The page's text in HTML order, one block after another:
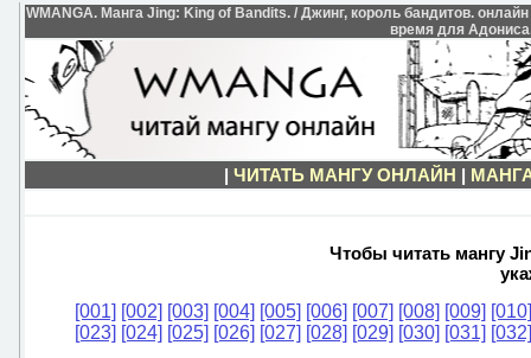
WMANGA. Манга Jing: King of Bandits. / Джинг, король бандитов.
время для
| ЧИТАТЬ МАНГУ ОНЛАЙН | МАНГА
Чтобы читать мангу
[001] [002] [003] [004] [005] [006] [007] [008] [009] [010]
[023] [024] [025] [026] [027] [028] [029] [030] [031] [032]